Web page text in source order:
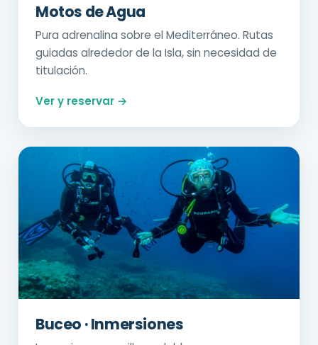
Motos de Agua
Pura adrenalina sobre el Mediterráneo. Rutas
guiadas alrededor de la Isla, sin necesidad de
titulación.
Ver y reservar →
Buceo · Inmersiones